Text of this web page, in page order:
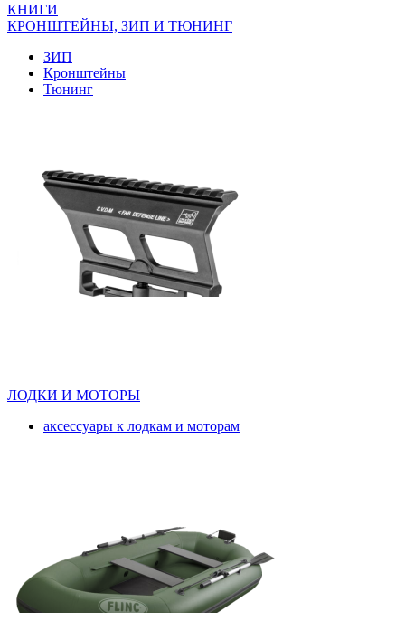
КНИГИ
КРОНШТЕЙНЫ, ЗИП И ТЮНИНГ
ЗИП
Кронштейны
Тюнинг
ЛОДКИ И МОТОРЫ
аксессуары к лодкам и моторам